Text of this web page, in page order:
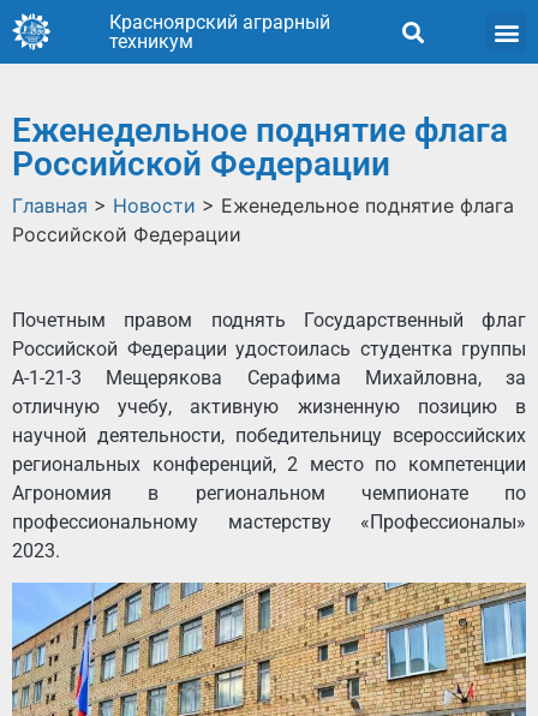
Красноярский аграрный
техникум
Еженедельное поднятие флага
Российской Федерации
Главная > Новости > Еженедельное поднятие флага
Российской Федерации
Почетным правом поднять Государственный флаг
Российской Федерации удостоилась студентка группы
А-1-21-3 Мещерякова Серафима Михайловна, за
отличную учебу, активную жизненную позицию в
научной деятельности, победительницу всероссийских
региональных конференций, 2 место по компетенции
Агрономия в региональном чемпионате по
профессиональному мастерству «Профессионалы»
2023.